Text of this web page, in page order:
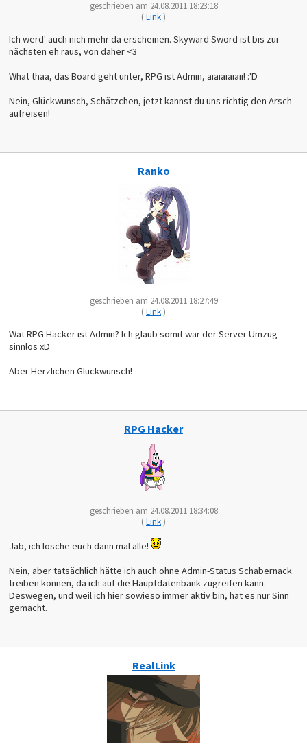
geschrieben am 24.08.2011 18:23:18
(Link)
Ich werd' auch nich mehr da erscheinen. Skyward Sword ist bis zur
nächsten eh raus, von daher <3
What thaa, das Board geht unter, RPG ist Admin, aiaiaiaiaii! :'D
Nein, Glückwunsch, Schätzchen, jetzt kannst du uns richtig den Arsch
aufreisen!
Ranko
geschrieben am 24.08.2011 18:27:49
(Link)
Wat RPG Hacker ist Admin? Ich glaub somit war der Server Umzug
sinnlos xD
Aber Herzlichen Glückwunsch!
RPG Hacker
geschrieben am 24.08.2011 18:34:08
(Link)
Jab, ich lösche euch dann mal alle!
Nein, aber tatsächlich hätte ich auch ohne Admin-Status Schabernack
treiben können, da ich auf die Hauptdatenbank zugreifen kann.
Deswegen, und weil ich hier sowieso immer aktiv bin, hat es nur Sinn
gemacht.
RealLink